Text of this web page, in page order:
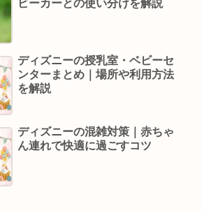
ビーカーとの使い分けを解説
ディズニーの授乳室・ベビーセ
ンターまとめ｜場所や利用方法
を解説
ディズニーの混雑対策｜赤ちゃ
ん連れで快適に過ごすコツ